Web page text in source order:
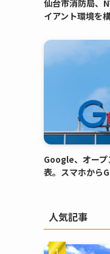
仙台市消防局、
イアント環境を
Google、オー
表。スマホから
人気記事